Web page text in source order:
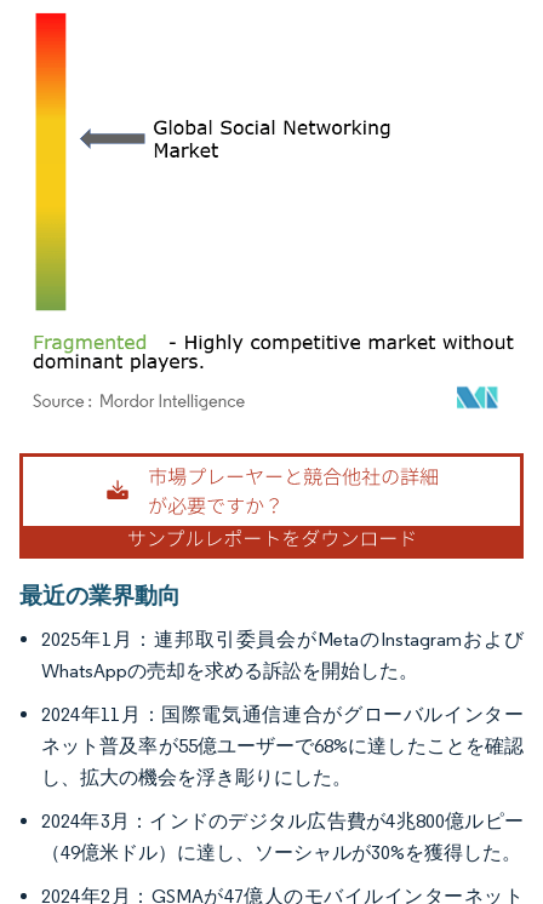
画像 © Mordor Intelligence。再利用にはCC BY 4.0の表示が必要です。
最近の業界動向
2025年1月：連邦取引委員会がMetaのInstagramおよび
WhatsAppの売却を求める訴訟を開始した。
2024年11月：国際電気通信連合がグローバルインター
ネット普及率が55億ユーザーで68%に達したことを確認
し、拡大の機会を浮き彫りにした。
2024年3月：インドのデジタル広告費が4兆800億ルピー
（49億米ドル）に達し、ソーシャルが30%を獲得した。
2024年2月：GSMAが47億人のモバイルインターネット